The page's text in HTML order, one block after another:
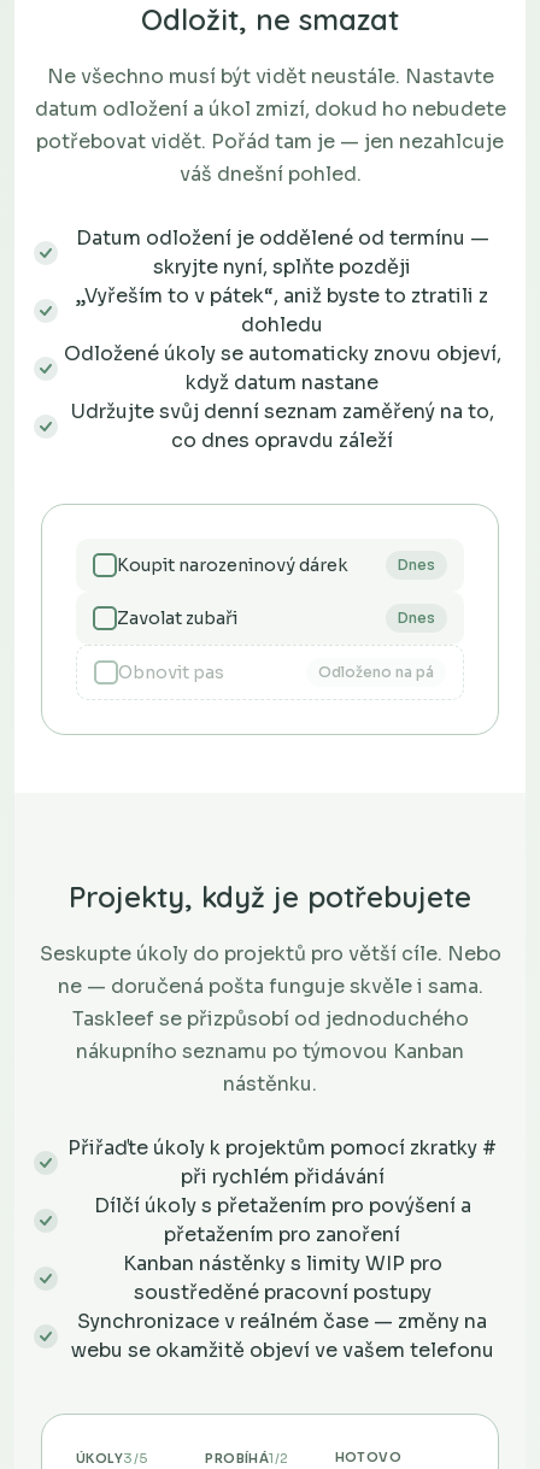
Odložit, ne smazat
Ne všechno musí být vidět neustále. Nastavte
datum odložení a úkol zmizí, dokud ho nebudete
potřebovat vidět. Pořád tam je — jen nezahlcuje
váš dnešní pohled.
Datum odložení je oddělené od termínu —
skryjte nyní, splňte později
„Vyřeším to v pátek“, aniž byste to ztratili z
dohledu
Odložené úkoly se automaticky znovu objeví,
když datum nastane
Udržujte svůj denní seznam zaměřený na to,
co dnes opravdu záleží
Koupit narozeninový dárek Dnes
Zavolat zubaři Dnes
Obnovit pas Odloženo na pá
Projekty, když je potřebujete
Seskupte úkoly do projektů pro větší cíle. Nebo
ne — doručená pošta funguje skvěle i sama.
Taskleef se přizpůsobí od jednoduchého
nákupního seznamu po týmovou Kanban
nástěnku.
Přiřaďte úkoly k projektům pomocí zkratky #
při rychlém přidávání
Dílčí úkoly s přetažením pro povýšení a
přetažením pro zanoření
Kanban nástěnky s limity WIP pro
soustředěné pracovní postupy
Synchronizace v reálném čase — změny na
webu se okamžitě objeví ve vašem telefonu
ÚKOLY3/5 PROBÍHÁ1/2 HOTOVO